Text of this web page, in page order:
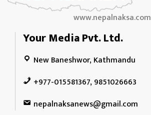
www.nepalnaksa.com
Your Media Pvt. Ltd.
New Baneshwor, Kathmandu
+977-015581367, 9851026663
nepalnaksanews@gmail.com